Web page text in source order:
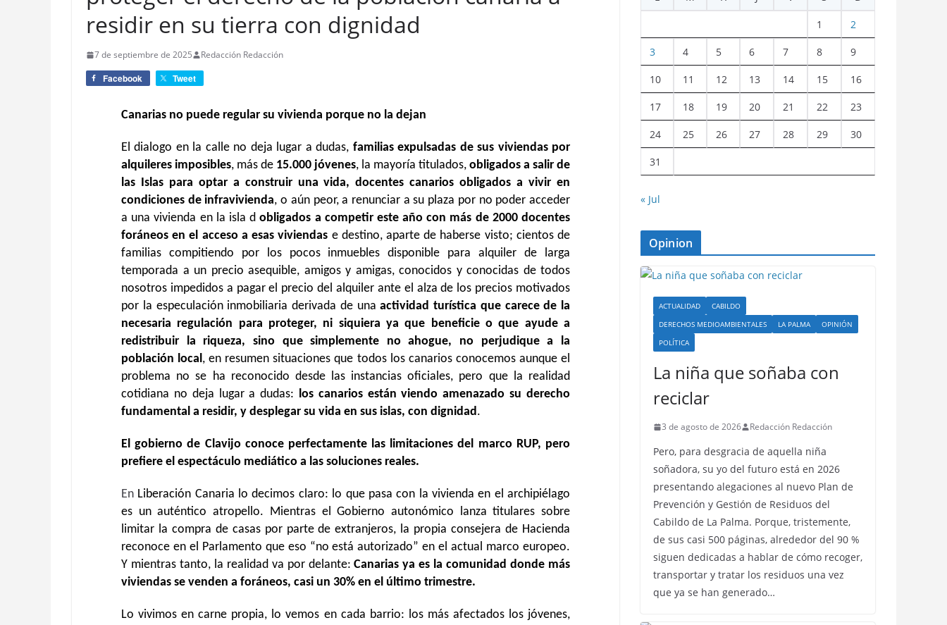
residir en su tierra con dignidad
7 de septiembre de 2025 Redacción Redacción
Facebook Tweet
Canarias no puede regular su vivienda porque no la dejan
El dialogo en la calle no deja lugar a dudas, familias expulsadas de sus viviendas por
alquileres imposibles, más de 15.000 jóvenes, la mayoría titulados, obligados a salir de
las Islas para optar a construir una vida, docentes canarios obligados a vivir en
condiciones de infravivienda, o aún peor, a renunciar a su plaza por no poder acceder
a una vivienda en la isla dobligados a competir este año con más de 2000 docentes
foráneos en el acceso a esas viviendas e destino, aparte de haberse visto; cientos de
familias compitiendo por los pocos inmuebles disponible para alquiler de larga
temporada a un precio asequible, amigos y amigas, conocidos y conocidas de todos
nosotros impedidos a pagar el precio del alquiler ante el alza de los precios motivados
por la especulación inmobiliaria derivada de unaactividad turística que carece de la
necesaria regulación para proteger, ni siquiera ya que beneficie o que ayude a
redistribuir la riqueza, sino que simplemente no ahogue, no perjudique a la
población local, en resumen situaciones que todos los canarios conocemos aunque el
problema no se ha reconocido desde las instancias oficiales, pero que la realidad
cotidiana no deja lugar a dudas: los canarios están viendo amenazado su derecho
fundamental a residir, y desplegar su vida en sus islas, con dignidad.
El gobierno de Clavijo conoce perfectamente las limitaciones del marco RUP, pero
prefiere el espectáculo mediático a las soluciones reales.
En Liberación Canaria lo decimos claro: lo que pasa con la vivienda en el archipiélago
es un auténtico atropello. Mientras el Gobierno autonómico lanza titulares sobre
limitar la compra de casas por parte de extranjeros, la propia consejera de Hacienda
reconoce en el Parlamento que eso “no está autorizado” en el actual marco europeo.
Y mientras tanto, la realidad va por delante:Canarias ya es la comunidad donde más
viviendas se venden a foráneos, casi un 30% en el último trimestre.
Lo vivimos en carne propia, lo vemos en cada barrio: los más afectados los jóvenes,
1 2
3 4 5 6 7 8 9
10 11 12 13 14 15 16
17 18 19 20 21 22 23
24 25 26 27 28 29 30
31
« Jul
Opinion
ACTUALIDAD
CABILDO
DERECHOS MEDIOAMBIENTALES
LA PALMA
OPINIÓN
POLÍTICA
La niña que soñaba con
reciclar
3 de agosto de 2026 Redacción Redacción
Pero, para desgracia de aquella niña
soñadora, su yo del futuro está en 2026
presentando alegaciones al nuevo Plan de
Prevención y Gestión de Residuos del
Cabildo de La Palma. Porque, tristemente,
de sus casi 500 páginas, alrededor del 90 %
siguen dedicadas a hablar de cómo recoger,
transportar y tratar los residuos una vez
que ya se han generado…